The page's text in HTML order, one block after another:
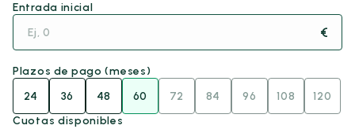
Entrada inicial
€
Plazos de pago (meses)
24
36 48 60 72 84 96 108
120
Cuotas disponibles